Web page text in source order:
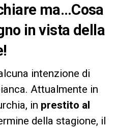
ma…Cosa
in vista della
intenzione di
Attualmente in
in prestito al
della stagione, il